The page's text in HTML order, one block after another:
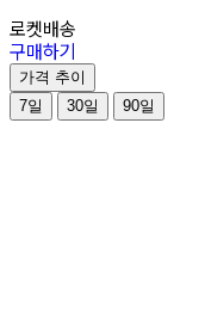
로켓배송
구매하기
가격 추이
7일
30일 90일